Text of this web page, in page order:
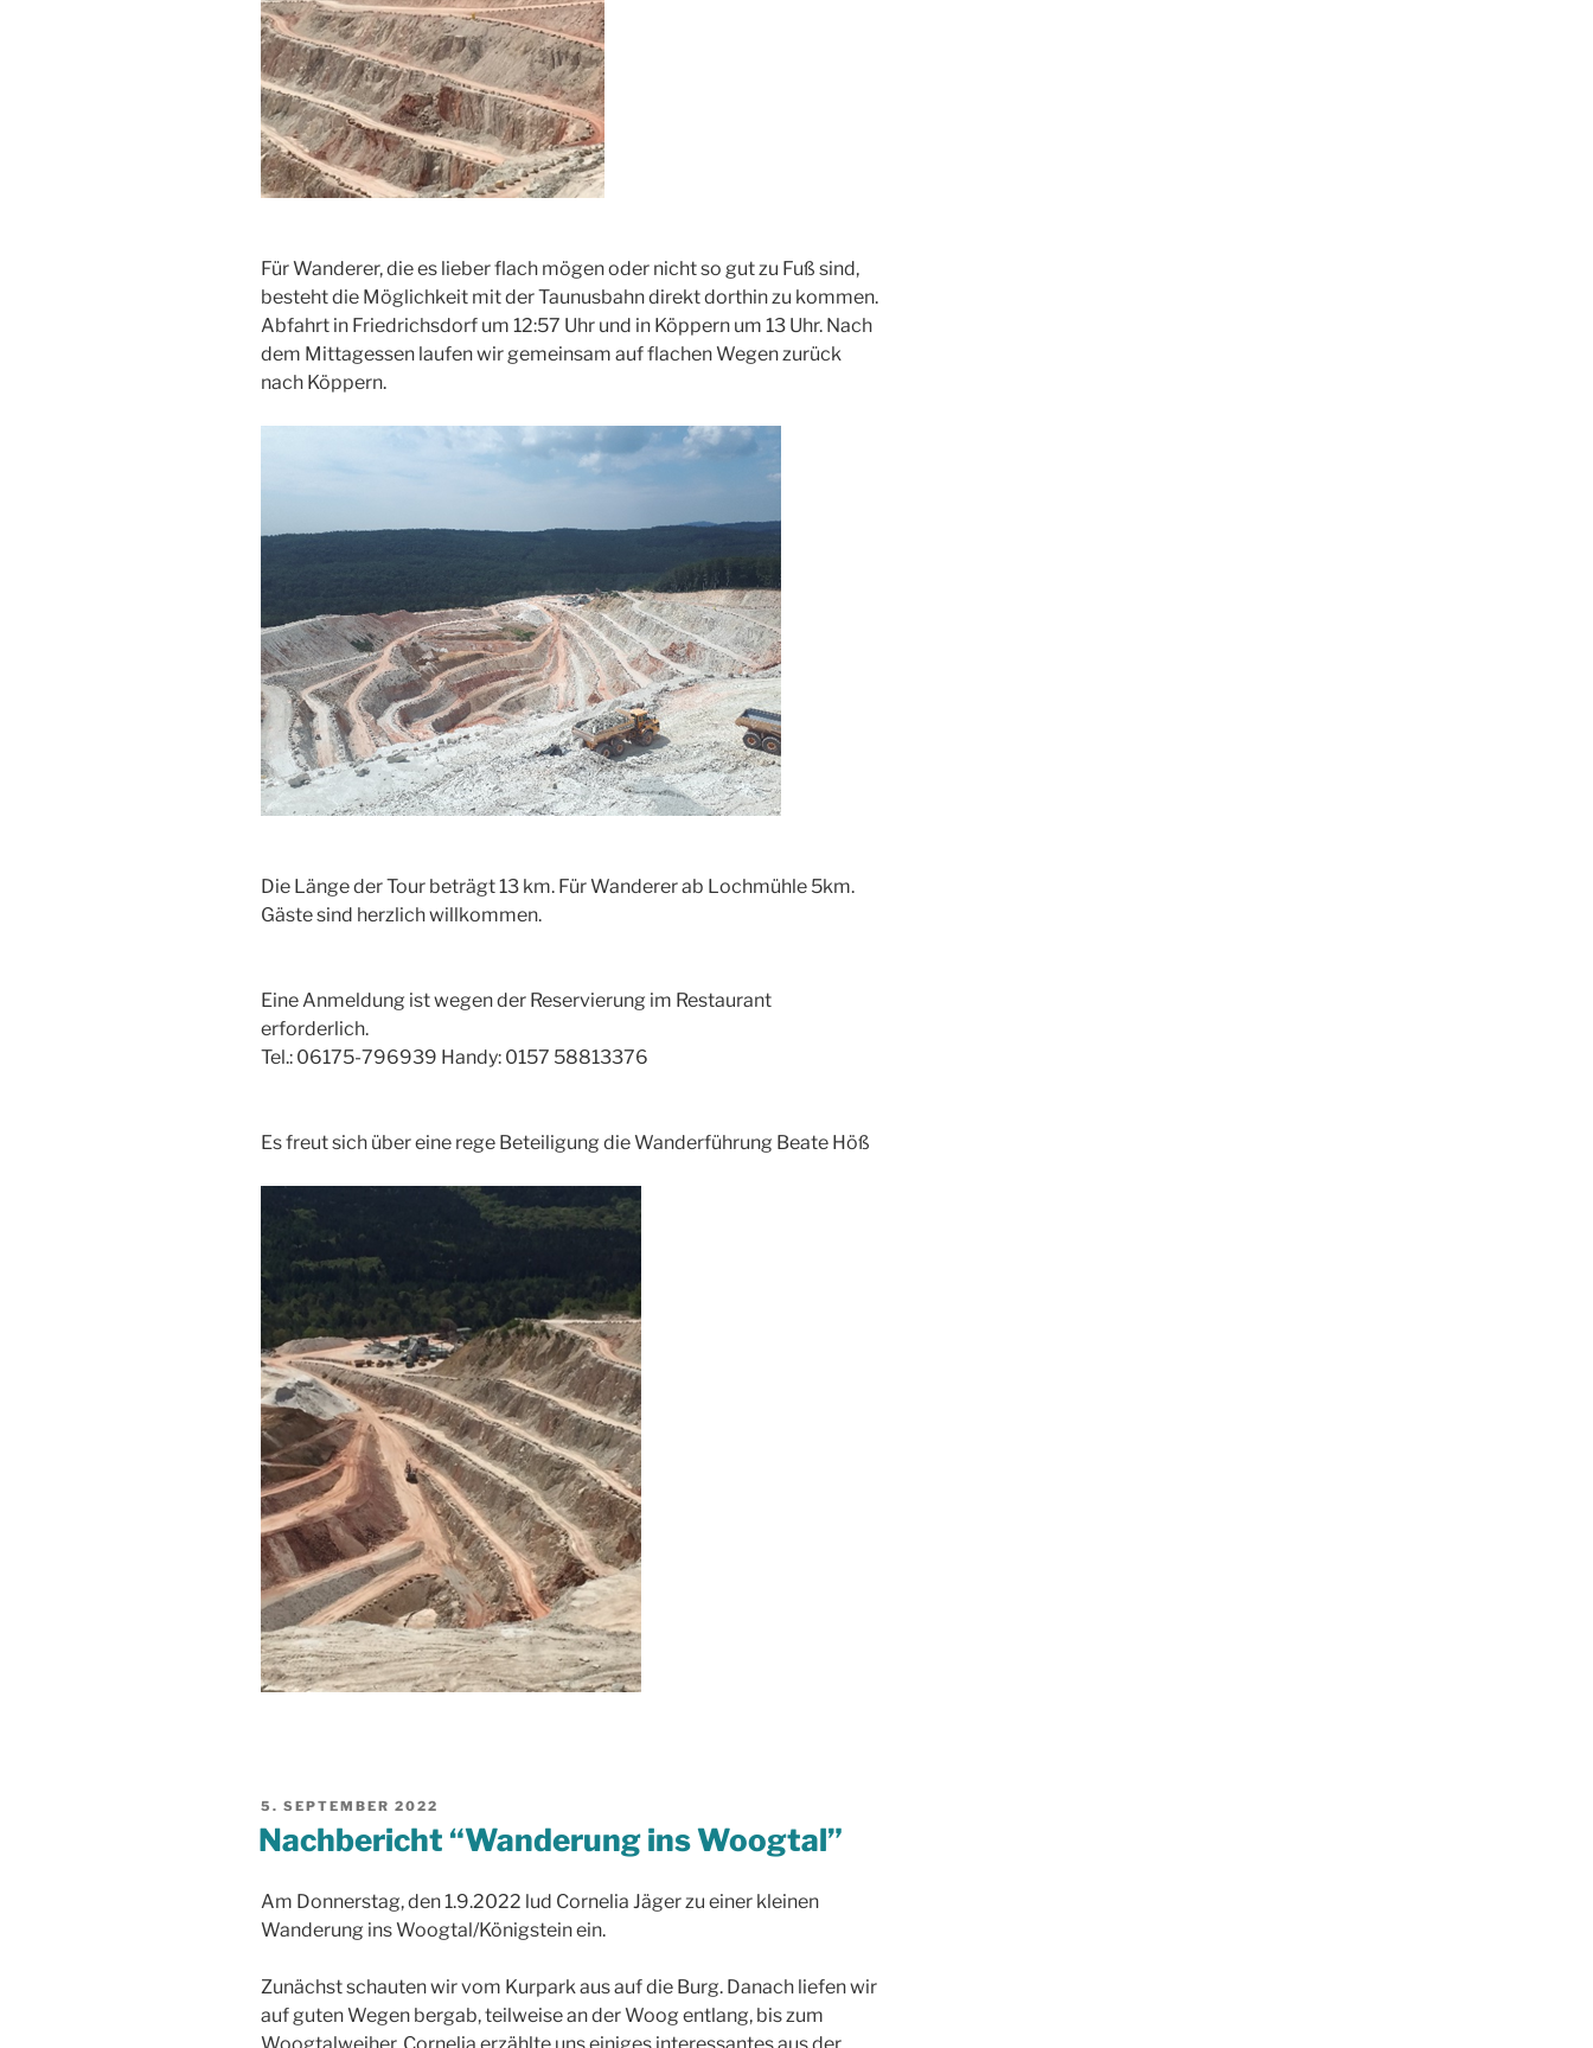
Für Wanderer, die es lieber flach mögen oder nicht so gut zu Fuß sind,
besteht die Möglichkeit mit der Taunusbahn direkt dorthin zu kommen.
Abfahrt in Friedrichsdorf um 12:57 Uhr und in Köppern um 13 Uhr. Nach
dem Mittagessen laufen wir gemeinsam auf flachen Wegen zurück
nach Köppern.
Die Länge der Tour beträgt 13 km. Für Wanderer ab Lochmühle 5km.
Gäste sind herzlich willkommen.
Eine Anmeldung ist wegen der Reservierung im Restaurant
erforderlich.
Tel.: 06175-796939 Handy: 0157 58813376
Es freut sich über eine rege Beteiligung die Wanderführung Beate Höß
VERÖFFENTLICHT
AM
5. SEPTEMBER 2022
Nachbericht “Wanderung ins Woogtal”
Am Donnerstag, den 1.9.2022 lud Cornelia Jäger zu einer kleinen
Wanderung ins Woogtal/Königstein ein.
Zunächst schauten wir vom Kurpark aus auf die Burg. Danach liefen wir
auf guten Wegen bergab, teilweise an der Woog entlang, bis zum